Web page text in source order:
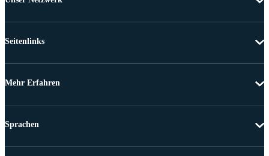
Seitenlinks
Mehr Erfahren
Sprachen